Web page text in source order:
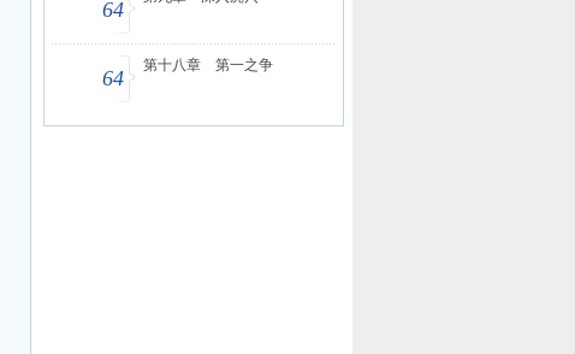
64
64
第十八章 第一之争